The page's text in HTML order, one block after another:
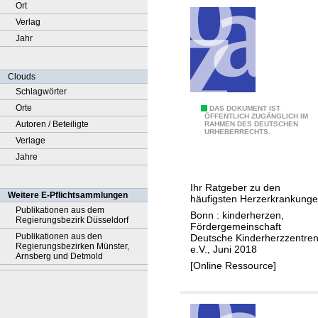
Ort
Verlag
Jahr
Clouds
Schlagwörter
Orte
Autoren / Beteiligte
Verlage
Jahre
Weitere E-Pflichtsammlungen
Publikationen aus dem
Regierungsbezirk Düsseldorf
Publikationen aus den
Regierungsbezirken Münster,
Arnsberg und Detmold
DAS DOKUMENT IST
ÖFFENTLICH ZUGÄNGLICH IM
RAHMEN DES DEUTSCHEN
URHEBERRECHTS.
o
r
e
n
e
H
r
Ihr Ratgeber zu den
häufigsten
Bonn : kinderherzen,
Fördergemeinschaft
Deutsche Kinderherzzentren
e.V., Juni 2018
[Online Ressource]